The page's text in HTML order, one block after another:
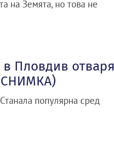
на Земята, но това не
Пловдив отваря
популярна сред